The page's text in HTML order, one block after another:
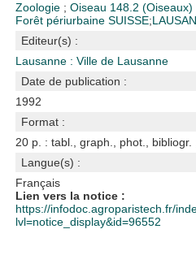
Zoologie ;Oiseau 148.2 (Oiseaux)
Forêt périurbaineSUISSE;
Editeur(s) :
Lausanne : Ville de Lausanne
Date de publication :
1992
Format :
20 p. : tabl., graph., phot., bibliogr.
Langue(s) :
Français
Lien vers la notice :
https://infodoc.agroparistech.fr/
lvl=notice_display&id=96552